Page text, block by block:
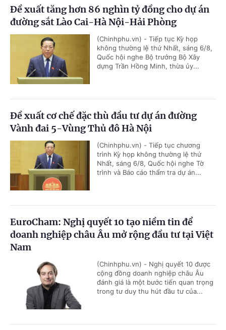
Đề xuất tăng hơn 86 nghìn tỷ đồng cho dự án
đường sắt Lào Cai-Hà Nội-Hải Phòng
(Chinhphu.vn) - Tiếp tục Kỳ họp
không thường lệ thứ Nhất, sáng 6/8,
Quốc hội nghe Bộ trưởng Bộ Xây
dựng Trần Hồng Minh, thừa ủy...
Đề xuất cơ chế đặc thù đầu tư dự án đường
Vành đai 5-Vùng Thủ đô Hà Nội
(Chinhphu.vn) - Tiếp tục chương
trình Kỳ họp không thường lệ thứ
Nhất, sáng 6/8, Quốc hội nghe Tờ
trình và Báo cáo thẩm tra dự án...
EuroCham: Nghị quyết 10 tạo niềm tin để
doanh nghiệp châu Âu mở rộng đầu tư tại Việt
Nam
(Chinhphu.vn) - Nghị quyết 10 được
cộng đồng doanh nghiệp châu Âu
đánh giá là một bước tiến quan trọng
trong tư duy thu hút đầu tư của...